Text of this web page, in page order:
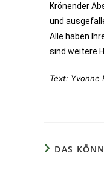
Krönender
und
Alle haben
sind weitere
Text: Yvonne
DAS